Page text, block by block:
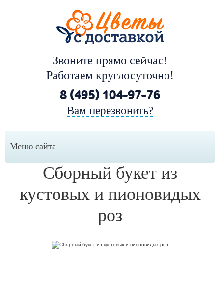
Звоните прямо сейчас!
Работаем круглосуточно!
8 (495) 104-97-76
Вам перезвонить?
Меню сайта
Сборный букет из
кустовых и пионовидых
роз